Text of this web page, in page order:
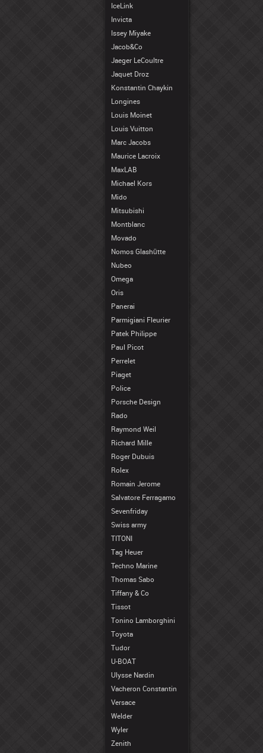
IceLink
Invicta
Issey Miyake
Jacob&Co
Jaeger LeCoultre
Jaquet Droz
Konstantin Chaykin
Longines
Louis Moinet
Louis Vuitton
Marc Jacobs
Maurice Lacroix
MaxLAB
Michael Kors
Mido
Mitsubishi
Montblanc
Movado
Nomos Glashütte
Nubeo
Omega
Oris
Panerai
Parmigiani Fleurier
Patek Philippe
Paul Picot
Perrelet
Piaget
Police
Porsche Design
Rado
Raymond Weil
Richard Mille
Roger Dubuis
Rolex
Romain Jerome
Salvatore Ferragamo
Sevenfriday
Swiss army
TITONI
Tag Heuer
Techno Marine
Thomas Sabo
Tiffany & Co
Tissot
Tonino Lamborghini
Toyota
Tudor
U-BOAT
Ulysse Nardin
Vacheron Constantin
Versace
Welder
Wyler
Zenith